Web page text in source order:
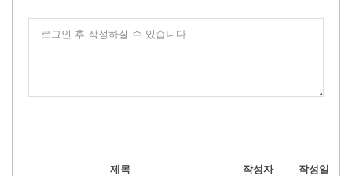
로그인 후 작성하실 수 있습니다
제목 작성자 작성일